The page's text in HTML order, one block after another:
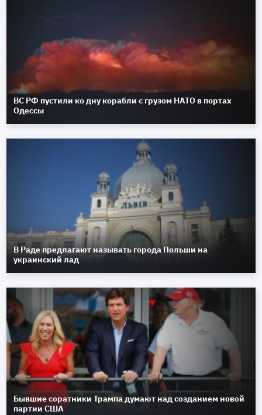
ВС РФ пустили ко дну корабли с грузом НАТО в портах
Одессы
В Раде предлагают называть города Польши на
украинский лад
Бывшие соратники Трампа думают над созданием новой
партии США